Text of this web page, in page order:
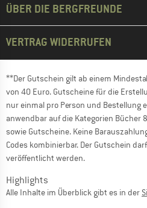
ÜBER DIE BERGFREUNDE
VERTRAG WIDERRUFEN
**Der Gutschein gilt ab einem
von 40 Euro. Gutscheine für die
nur einmal pro Person und Bestellung
anwendbar auf die Kategorien Bücher
sowie Gutscheine. Keine
Codes kombinierbar. Der Gutschein
veröffentlicht werden.
Highlights
Alle Inhalte im Überblick gibt es in der